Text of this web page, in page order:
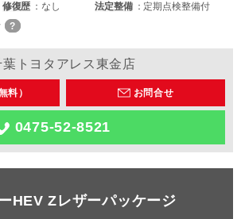
修復歴 なし 法定整備
定期点検整備付
葉トヨタアレス東金店
料） お問合せ
0475-52-8521
HEV Zレザーパッケージ